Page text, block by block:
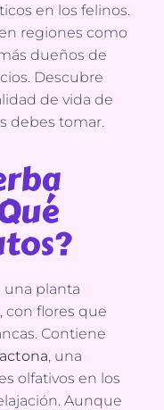
en los felinos.
regiones como
dueños de
Descubre
de vida de
debes tomar.
una planta
con flores que
Contiene
, una
olfativos en los
Aunque